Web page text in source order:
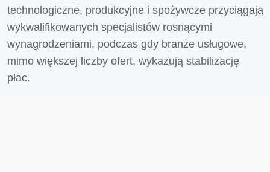
technologiczne, produkcyjne i spożywcze przyciągają
wykwalifikowanych specjalistów rosnącymi
wynagrodzeniami, podczas gdy branże usługowe,
mimo większej liczby ofert, wykazują stabilizację
płac.